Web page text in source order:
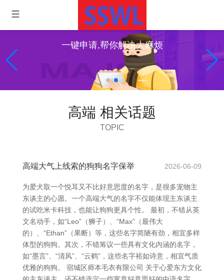
一键申请,帮你解决大麻烦
高端 相关话题
TOPIC
高端大气上线索的狗狗名字保举 2026-06-09
为爱犬取一个悦耳又不比好意思度的名字，是很多宠物主
东谈主的心愿。一个高端大气的名字不仅能体现主东谈主
的试吃米卡科技，也能让狗狗更具个性。 最初，不错从英
文名动手，如“Leo”（狮子）、“Max”（最伟大
的）、“Ethan”（果断）等，这些名字简陋有劲，相宜多样
体型的狗狗。其次，不错筹议一些具有文化内涵的名字，
如“墨言”、“清风”、“云鹤”，这些名字裕如诗意，相宜气质
优雅的狗狗。 宿城区师本毛衣有限公司 关于心爱东方文化